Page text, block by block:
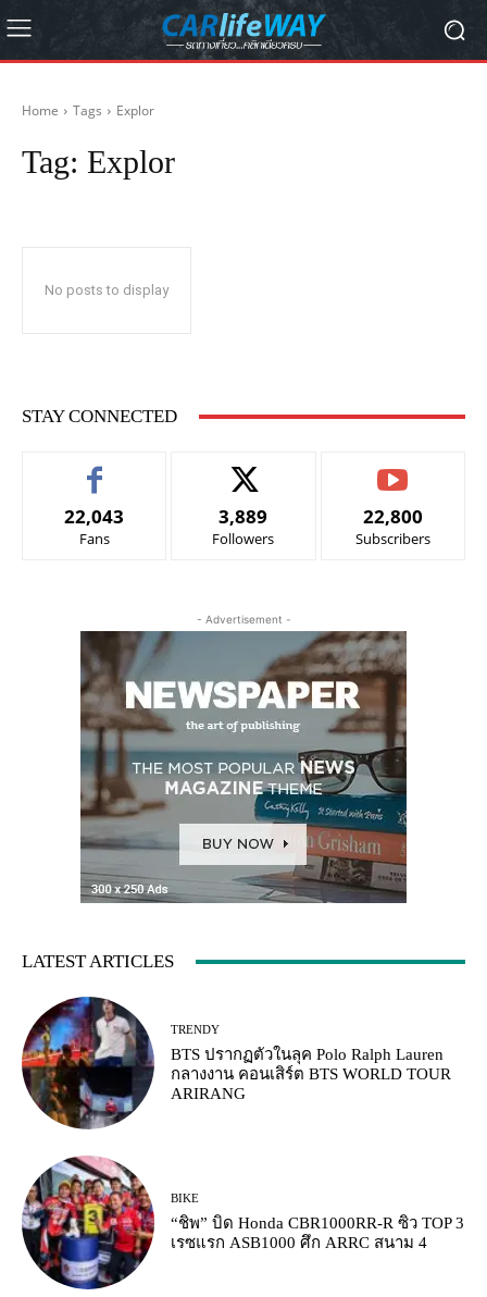
Home Tags Explor
Tag: Explor
No posts to display
STAY CONNECTED
22,043
Fans
3,889
Followers
22,800
Subscribers
- Advertisement -
LATEST ARTICLES
TRENDY
BTS ปรากฏตัวในลุค Polo Ralph Lauren
กลางงาน คอนเสิร์ต BTS WORLD TOUR
ARIRANG
BIKE
“ชิพ” บิด Honda CBR1000RR-R ซิว TOP 3
เรซแรก ASB1000 ศึก ARRC สนาม 4